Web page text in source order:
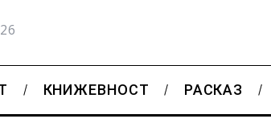
КНИЖЕВНОСТ РАСКАЗ